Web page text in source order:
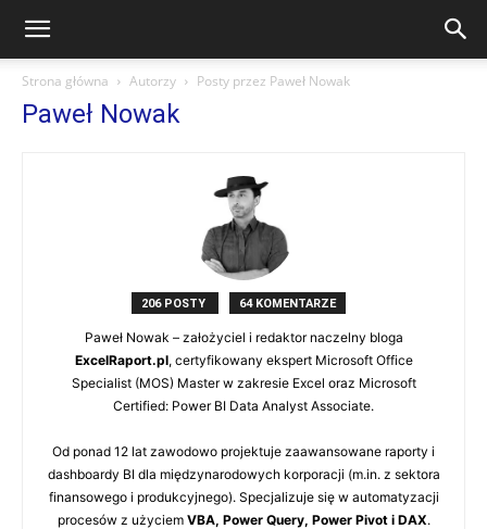
Strona główna Autorzy Posty przez Paweł Nowak
Paweł Nowak
206 POSTY 64 KOMENTARZE
Paweł Nowak – założyciel i redaktor naczelny bloga
ExcelRaport.pl, certyfikowany ekspert Microsoft Office
Specialist (MOS) Master w zakresie Excel oraz Microsoft
Certified: Power BI Data Analyst Associate.
Od ponad 12 lat zawodowo projektuje zaawansowane raporty i
dashboardy BI dla międzynarodowych korporacji (m.in. z sektora
finansowego i produkcyjnego). Specjalizuje się w automatyzacji
procesów z użyciem VBA, Power Query, Power Pivot i DAX.